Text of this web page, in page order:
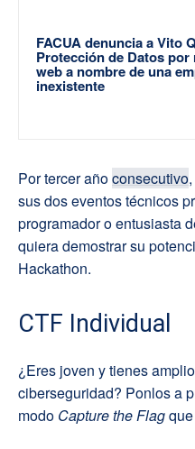
FACUA denuncia a Vito
Protección de Datos
web a nombre de una
inexistente
Por tercer añoconsecutivo
sus dos eventos técnicos
programador o entusiasta
quiera demostrar su
Hackathon.
CTF Individual
¿Eres joven y tienes
ciberseguridad? Ponlos a
modo Capture the Flag